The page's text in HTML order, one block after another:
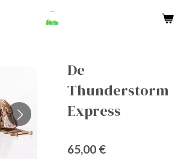
De
Thunderstorm
Express
65,00 €